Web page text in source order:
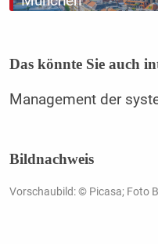
Das könnte Sie auch
Management der
Bildnachweis
Vorschaubild: © Picasa; Foto